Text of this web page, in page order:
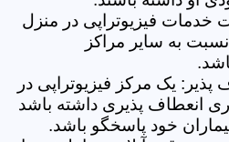
فیزیوتراپی در منزل
به سایر مراکز
یک مرکز فیزیوتراپی در
انعطاف پذیری داشته باشد
بیماران خود پاسخگو باشد.